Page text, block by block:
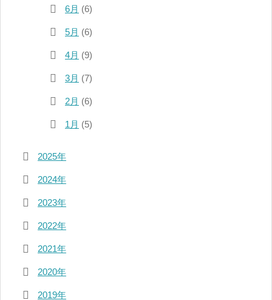
6月 (6)
5月 (6)
4月 (9)
3月 (7)
2月 (6)
1月 (5)
2025年
2024年
2023年
2022年
2021年
2020年
2019年